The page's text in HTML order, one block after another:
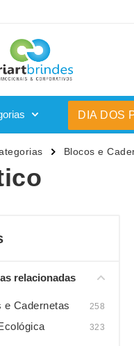
p/ Celular
para Carros
de Som
DIA DOS
Blocos e
relacionadas
e Cadernetas 258
323